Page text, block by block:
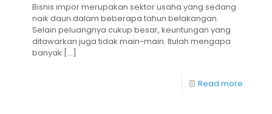
Bisnis impor merupakan sektor usaha yang sedang
naik daun dalam beberapa tahun belakangan.
Selain peluangnya cukup besar, keuntungan yang
ditawarkan juga tidak main-main. Itulah mengapa
banyak […]
Read more